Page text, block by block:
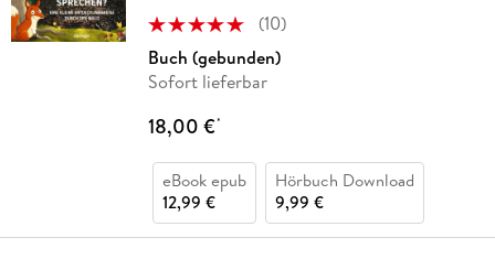
(10)
Buch (gebunden)
Sofort lieferbar
18,00 €*
eBook epub
12,99 €
Hörbuch Download
9,99 €